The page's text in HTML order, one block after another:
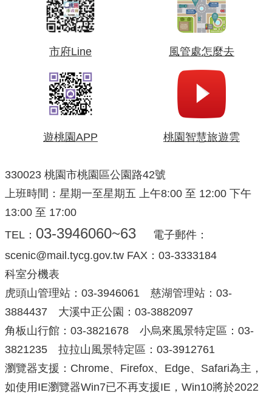
市府Line 風管處怎麼去
遊桃園APP 桃園智慧旅遊雲
330023 桃園市桃園區公園路42號
上班時間：星期一至星期五 上午8:00 至 12:00 下午
13:00 至 17:00
TEL： 03-3946060~63
電子郵件：
scenic@mail.tycg.gov.tw FAX：03-3333184
科室分機表
虎頭山管理站：03-3946061 慈湖管理站：03-
3884437 大溪中正公園：03-3882097
角板山行館：03-3821678 小烏來風景特定區：03-
3821235 拉拉山風景特定區：03-3912761
瀏覽器支援：Chrome、Firefox、Edge、Safari為主，
如使用IE瀏覽器Win7已不再支援IE，Win10將於2022